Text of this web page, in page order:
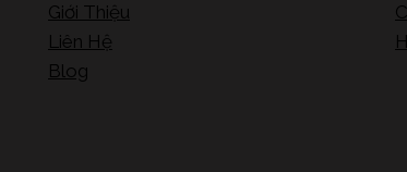
Giới Thiệu
Liên Hệ
Blog